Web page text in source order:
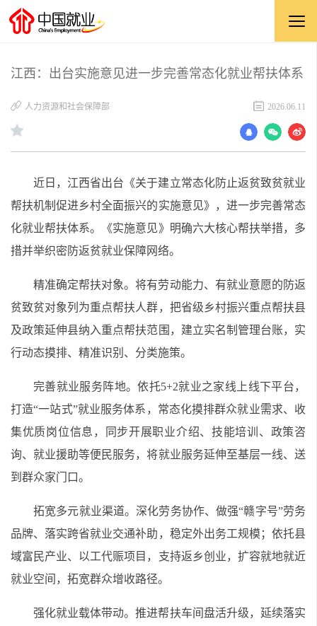
江西：出台实施意见进一步完善常态化就业帮扶体系
人力资源和社会保障部 2026.06.11
近日，江西省出台《关于建立常态化防止返贫致贫就业
帮扶机制促进乡村全面振兴的实施意见》，进一步完善常态
化就业帮扶体系。《实施意见》明确六大核心帮扶举措，多
措并举织密防返贫就业保障网络。
精准确定帮扶对象。将有劳动能力、有就业意愿的防返
贫致贫对象列为重点帮扶人群，把省级乡村振兴重点帮扶县
及政策延伸县纳入重点帮扶范围，建立实名制管理台账，实
行动态摸排、精准识别、分类施策。
完善就业服务阵地。依托5+2就业之家线上线下平台，
打造“一站式”就业服务体系，常态化摸排群众就业需求、收
集优质岗位信息，同步开展职业介绍、技能培训、政策咨
询、就业援助等便民服务，将就业服务延伸至基层一线、送
到群众家门口。
拓宽多元就业渠道。深化劳务协作、做强“赣字号”劳务
品牌、落实跨省就业交通补助，稳定外出务工规模；依托县
域富民产业、以工代赈项目，支持返乡创业，扩容就地就近
就业空间，拓宽群众增收路径。
强化就业载体带动。推进帮扶车间盘活升级，延续落实